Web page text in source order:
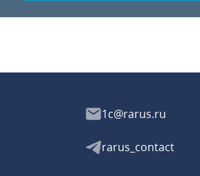
1c@rarus.ru
rarus_contact